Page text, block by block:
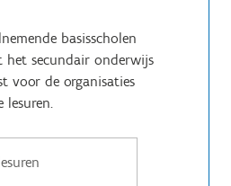
basisscholen
het secundair onderwijs
voor de organisaties
lesuren.